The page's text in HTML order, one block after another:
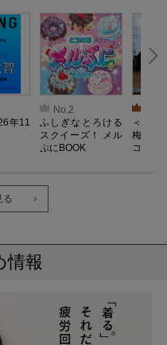
年11
No.2
ふしぎなとろける
スクイーズ！ メル
ぷにBOOK
＜
梅があ
コンポ
る
情報